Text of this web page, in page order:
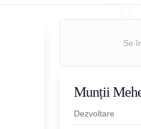
Se
Munții
Dezvoltare